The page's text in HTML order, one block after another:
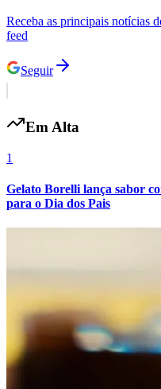
Receba as principais notícias
feed
Seguir
Em Alta
1
Gelato Borelli lança sabor
para o Dia dos Pais